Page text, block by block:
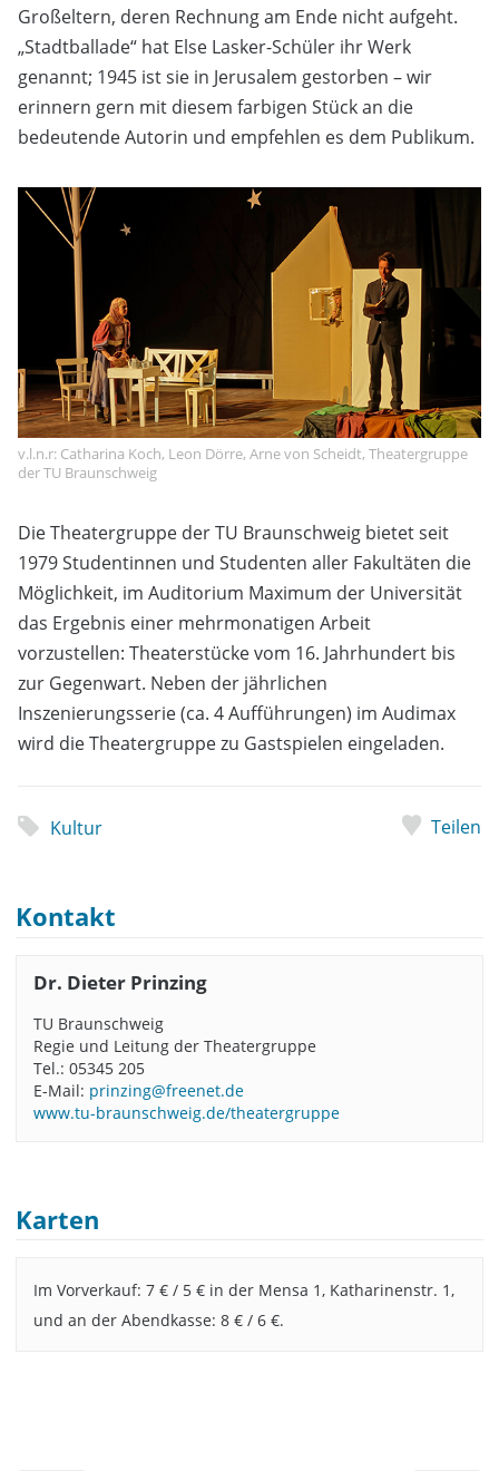
Großeltern, deren Rechnung am Ende nicht aufgeht.
„Stadtballade“ hat Else Lasker-Schüler ihr Werk
genannt; 1945 ist sie in Jerusalem gestorben – wir
erinnern gern mit diesem farbigen Stück an die
bedeutende Autorin und empfehlen es dem Publikum.
v.l.n.r: Catharina Koch, Leon Dörre, Arne von Scheidt, Theatergruppe
der TU Braunschweig
Die Theatergruppe der TU Braunschweig bietet seit
1979 Studentinnen und Studenten aller Fakultäten die
Möglichkeit, im Auditorium Maximum der Universität
das Ergebnis einer mehrmonatigen Arbeit
vorzustellen: Theaterstücke vom 16. Jahrhundert bis
zur Gegenwart. Neben der jährlichen
Inszenierungsserie (ca. 4 Aufführungen) im Audimax
wird die Theatergruppe zu Gastspielen eingeladen.
Kultur Teilen
Kontakt
Dr. Dieter Prinzing
TU Braunschweig
Regie und Leitung der Theatergruppe
Tel.: 05345 205
E-Mail: prinzing@freenet.de
www.tu-braunschweig.de/theatergruppe
Karten
Im Vorverkauf: 7 € / 5 € in der Mensa 1, Katharinenstr. 1,
und an der Abendkasse: 8 € / 6 €.